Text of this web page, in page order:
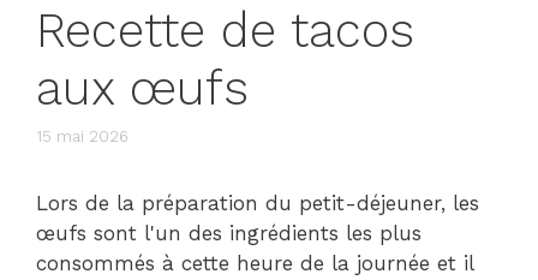
Recette de tacos
aux œufs
15 mai 2026
Lors de la préparation du petit-déjeuner, les
œufs sont l'un des ingrédients les plus
consommés à cette heure de la journée et il